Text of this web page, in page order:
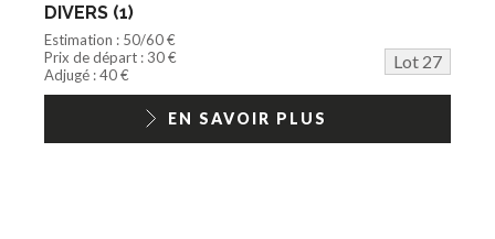
DIVERS (1)
Estimation : 50/60 €
Prix de départ : 30 €
Lot 27
Adjugé : 40 €
EN SAVOIR PLUS